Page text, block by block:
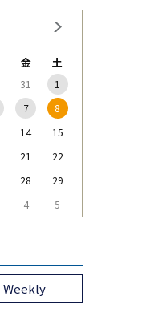
金 土
31
1
7
8
14
15
21
22
28
29
4 5
Weekly